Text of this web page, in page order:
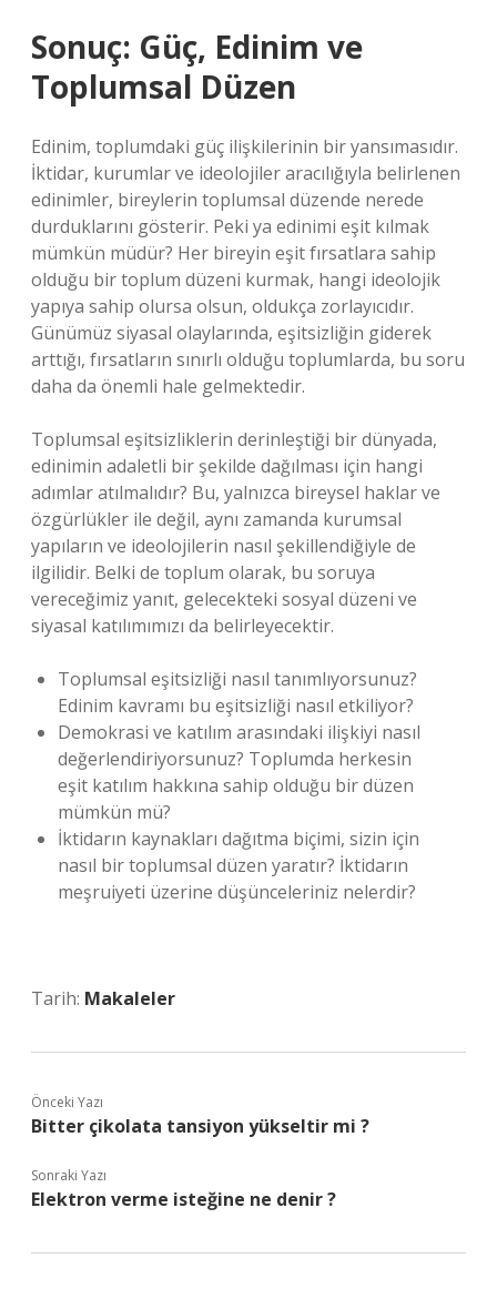
Sonuç: Güç, Edinim ve
Toplumsal Düzen
Edinim, toplumdaki güç ilişkilerinin bir yansımasıdır.
İktidar, kurumlar ve ideolojiler aracılığıyla belirlenen
edinimler, bireylerin toplumsal düzende nerede
durduklarını gösterir. Peki ya edinimi eşit kılmak
mümkün müdür? Her bireyin eşit fırsatlara sahip
olduğu bir toplum düzeni kurmak, hangi ideolojik
yapıya sahip olursa olsun, oldukça zorlayıcıdır.
Günümüz siyasal olaylarında, eşitsizliğin giderek
arttığı, fırsatların sınırlı olduğu toplumlarda, bu soru
daha da önemli hale gelmektedir.
Toplumsal eşitsizliklerin derinleştiği bir dünyada,
edinimin adaletli bir şekilde dağılması için hangi
adımlar atılmalıdır? Bu, yalnızca bireysel haklar ve
özgürlükler ile değil, aynı zamanda kurumsal
yapıların ve ideolojilerin nasıl şekillendiğiyle de
ilgilidir. Belki de toplum olarak, bu soruya
vereceğimiz yanıt, gelecekteki sosyal düzeni ve
siyasal katılımımızı da belirleyecektir.
Toplumsal eşitsizliği nasıl tanımlıyorsunuz?
Edinim kavramı bu eşitsizliği nasıl etkiliyor?
Demokrasi ve katılım arasındaki ilişkiyi nasıl
değerlendiriyorsunuz? Toplumda herkesin
eşit katılım hakkına sahip olduğu bir düzen
mümkün mü?
İktidarın kaynakları dağıtma biçimi, sizin için
nasıl bir toplumsal düzen yaratır? İktidarın
meşruiyeti üzerine düşünceleriniz nelerdir?
Tarih: Makaleler
Önceki Yazı
Bitter çikolata tansiyon yükseltir mi ?
Sonraki Yazı
Elektron verme isteğine ne denir ?